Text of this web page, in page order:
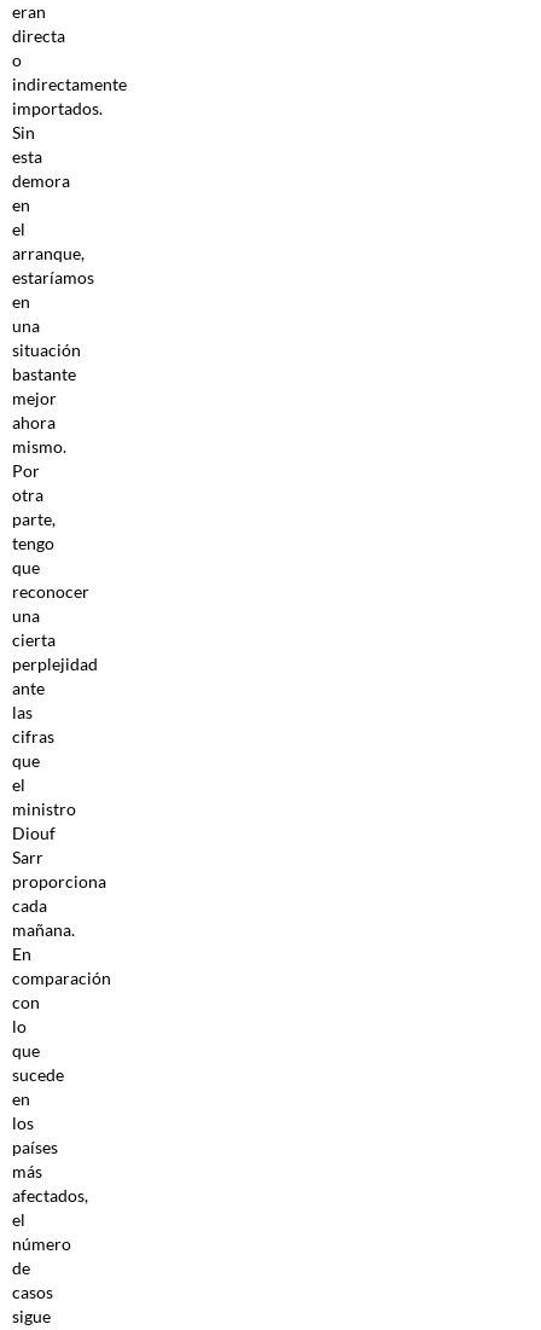
eran
directa
o
indirectamente
importados.
Sin
esta
demora
en
el
arranque,
estaríamos
en
una
situación
bastante
mejor
ahora
mismo.
Por
otra
parte,
tengo
que
reconocer
una
cierta
perplejidad
ante
las
cifras
que
el
ministro
Diouf
Sarr
proporciona
cada
mañana.
En
comparación
con
lo
que
sucede
en
los
países
más
afectados,
el
número
de
casos
sigue